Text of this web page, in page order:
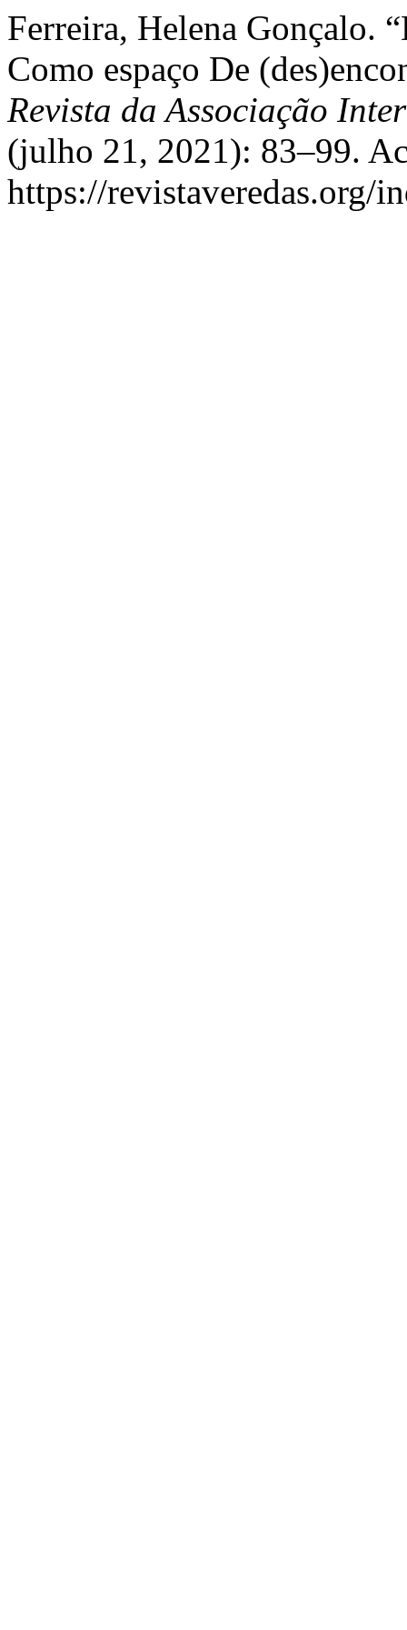
Ferreira, Helena Gonçalo.
Como espaço De
Revista da Associação
(julho 21, 2021): 83–99.
https://revistaveredas.org/